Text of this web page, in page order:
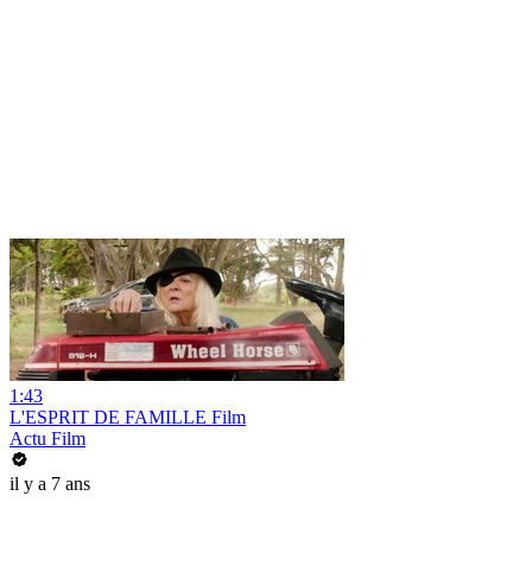
1:43
L'ESPRIT DE FAMILLE Film
Actu Film
il y a 7 ans